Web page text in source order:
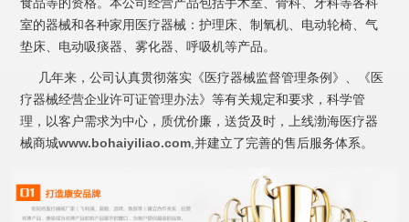
室的器械和各种家用医疗器械：护理床、制氧机、电动轮椅、气
垫床、电动吸痰器、雾化器、呼吸机等产品。
几年来，公司认真贯彻落实《医疗器械监督管理条例》、《医
疗器械经营企业许可证管理办法》等有关规定和要求，科学管
理，以客户需求为中心，质优价廉，送货及时，上线渤海医疗器
械商城www.bohaiyiliao.com ,并建立了完善的售后服务体系。